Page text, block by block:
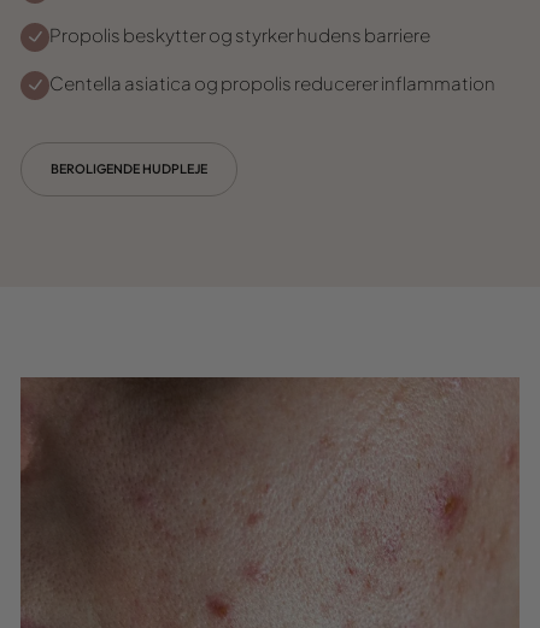
Propolis beskytter og styrker hudens barriere
Centella asiatica og propolis reducerer inflammation
BEROLIGENDE HUDPLEJE